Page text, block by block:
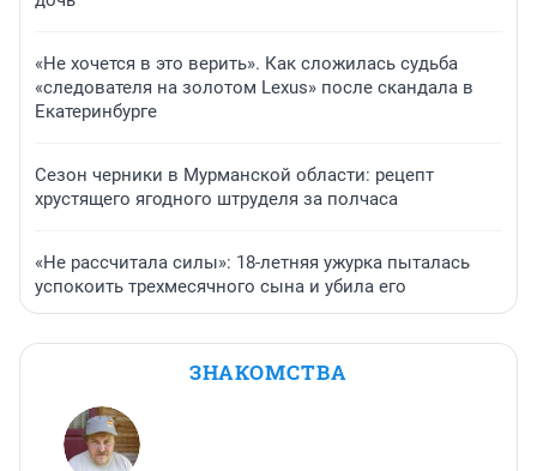
«Не хочется в это верить». Как сложилась судьба
«следователя на золотом Lexus» после скандала в
Екатеринбурге
Сезон черники в Мурманской области: рецепт
хрустящего ягодного штруделя за полчаса
«Не рассчитала силы»: 18-летняя ужурка пыталась
успокоить трехмесячного сына и убила его
ЗНАКОМСТВА